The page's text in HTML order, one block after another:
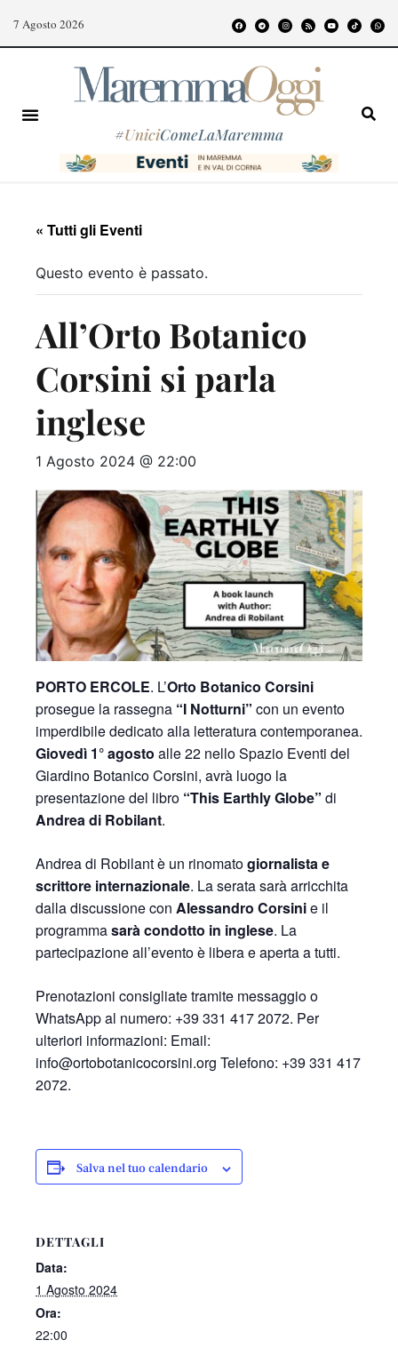
7 Agosto 2026
#UniciComeLaMaremma
« Tutti gli Eventi
Questo evento è passato.
All’Orto Botanico
Corsini si parla
inglese
1 Agosto 2024 @ 22:00
PORTO ERCOLE. L’Orto Botanico Corsini
prosegue la rassegna “I Notturni” con un evento
imperdibile dedicato alla letteratura contemporanea.
Giovedì 1° agosto alle 22 nello Spazio Eventi del
Giardino Botanico Corsini, avrà luogo la
presentazione del libro “This Earthly Globe” di
Andrea di Robilant.
Andrea di Robilant è un rinomatogiornalista e
scrittore internazionale. La serata sarà arricchita
dalla discussione con Alessandro Corsinie il
programmasarà condotto in inglese. La
partecipazione all’evento è libera e aperta a tutti.
Prenotazioni consigliate tramite messaggio o
WhatsApp al numero: +39 331 417 2072. Per
ulteriori informazioni: Email:
info@ortobotanicocorsini.org Telefono: +39 331 417
2072.
Salva nel tuo calendario
DETTAGLI
Data:
1 Agosto 2024
Ora:
22:00